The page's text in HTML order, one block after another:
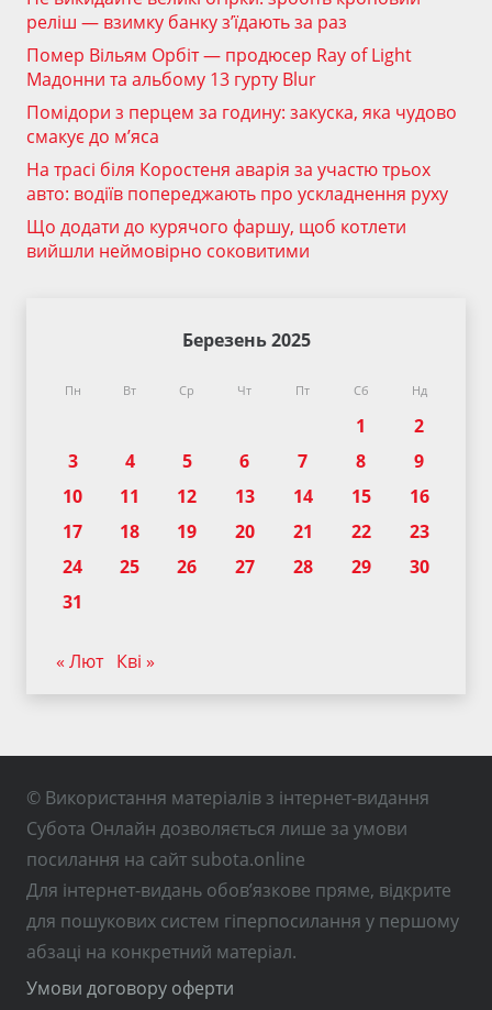
реліш — взимку банку з’їдають за раз
Помер Вільям Орбіт — продюсер Ray of Light
Мадонни та альбому 13 гурту Blur
Помідори з перцем за годину: закуска, яка чудово
смакує до м’яса
На трасі біля Коростеня аварія за участю трьох
авто: водіїв попереджають про ускладнення руху
Що додати до курячого фаршу, щоб котлети
вийшли неймовірно соковитими
Березень 2025
Пн Вт Ср Чт Пт Сб Нд
1
2
3
4 5 6 7 8
9
10
11 12 13 14 15
16
17
18 19 20 21 22
23
24
25 26 27 28 29
30
31
« Лют Кві »
© Використання матеріалів з інтернет-видання
Субота Онлайн дозволяється лише за умови
посилання на сайт subota.online
Для інтернет-видань обов’язкове пряме, відкрите
для пошукових систем гіперпосилання у першому
абзаці на конкретний матеріал.
Умови договору оферти